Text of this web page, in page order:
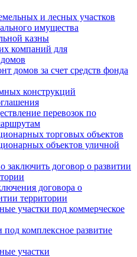
и лесных участков
имущества
казны
компаний для
домов за счет средств фонда
конструкций
перевозок по
торговых объектов
объектов уличной
заключить договор о развитии
договора о
территории
участки под коммерческое
под комплексное развитие
участки